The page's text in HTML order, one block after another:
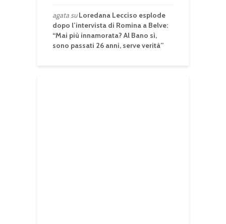
agatasuLoredana Lecciso esplode
dopo l’intervista di Romina a Belve:
“Mai più innamorata? Al Bano sì,
sono passati 26 anni, serve verità”